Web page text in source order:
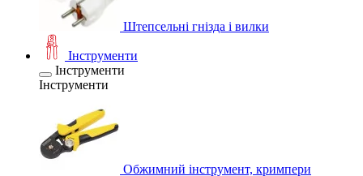
Штепсельні гнізда і вилки
Інструменти
Інструменти
Інструменти
Обжимний інструмент, кримпери